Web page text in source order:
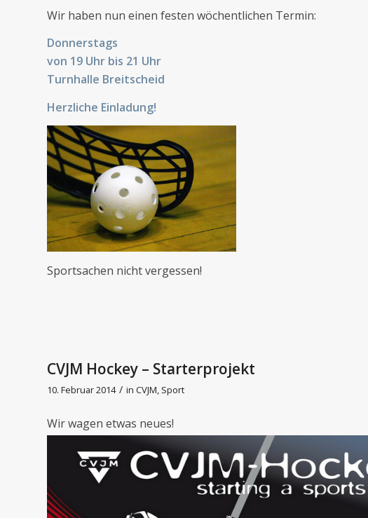
Wir haben nun einen festen wöchentlichen Termin:
Donnerstags
von 19 Uhr bis 21 Uhr
Turnhalle Breitscheid
Herzliche Einladung!
Sportsachen nicht vergessen!
CVJM Hockey – Starterprojekt
10. Februar 2014 / in CVJM, Sport
Wir wagen etwas neues!